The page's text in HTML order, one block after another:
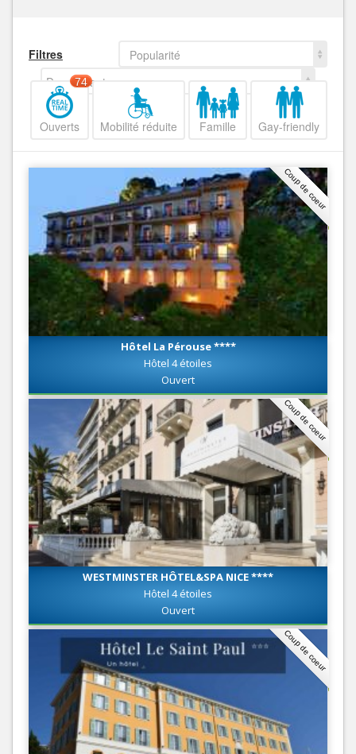
Filtres
Popularité
Decroissant
Ouverts
74
Mobilité réduite Famille Gay-friendly
Coup de coeur
Hôtel La Pérouse ****
Hôtel 4 étoiles
Ouvert
Coup de coeur
WESTMINSTER HÔTEL&SPA NICE ****
Hôtel 4 étoiles
Ouvert
Coup de coeur